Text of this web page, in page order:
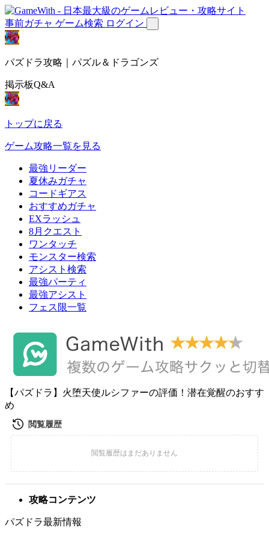
事前ガチャ ゲーム検索 ログイン
パズドラ攻略｜パズル＆ドラゴンズ
掲示板Q&A
トップに戻る
ゲーム攻略一覧を見る
最強リーダー
夏休みガチャ
コードギアス
おすすめガチャ
EXラッシュ
8月クエスト
ワンタッチ
モンスター検索
アシスト検索
最強パーティ
最強アシスト
フェス限一覧
【パズドラ】火堕天使ルシファーの評価！潜在覚醒のおすす
め
攻略コンテンツ
パズドラ最新情報